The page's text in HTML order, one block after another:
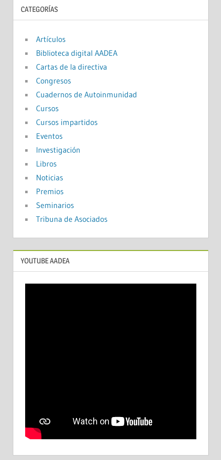
CATEGORÍAS
Artículos
Biblioteca digital AADEA
Cartas de la directiva
Congresos
Cuadernos de Autoinmunidad
Cursos
Cursos impartidos
Eventos
Investigación
Libros
Noticias
Premios
Seminarios
Tribuna de Asociados
YOUTUBE AADEA